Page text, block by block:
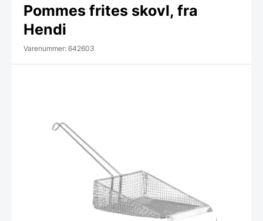
Pommes frites skovl, fra
Hendi
Varenummer: 642603